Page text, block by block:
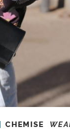
CHEMISE